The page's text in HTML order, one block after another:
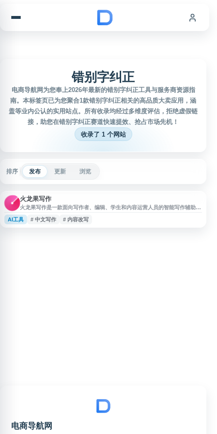
错别字纠正
电商导航网为您奉上2026年最新的错别字纠正工具与服务商资源指
南。本标签页已为您聚合1款错别字纠正相关的高品质大卖应用，涵
盖等业内公认的实用站点。所有收录均经过多维度评估，拒绝虚假链
接，助您在错别字纠正赛道快速提效、抢占市场先机！
收录了 1 个网站
排序 发布 更新 浏览
火龙果写作
火龙果写作是一款面向写作者、编辑、学生和内容运营人员的智能写作辅助工
具，提供错别字纠正、语法检查、文本校对、内容改写、扩展润色等功能，帮
助提升文章质量与写作效率。适用于论文修改、公众号写稿、头条号内容创
AI工具 # 中文写作 # 内容改写
电商导航网